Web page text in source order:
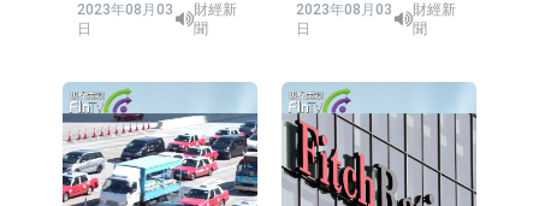
2023年08月03
日
財經新
聞
2023年08月03
日
財經新
聞